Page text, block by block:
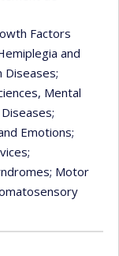
Factors
and
Diseases;
Mental
;
Emotions;
;
; Motor